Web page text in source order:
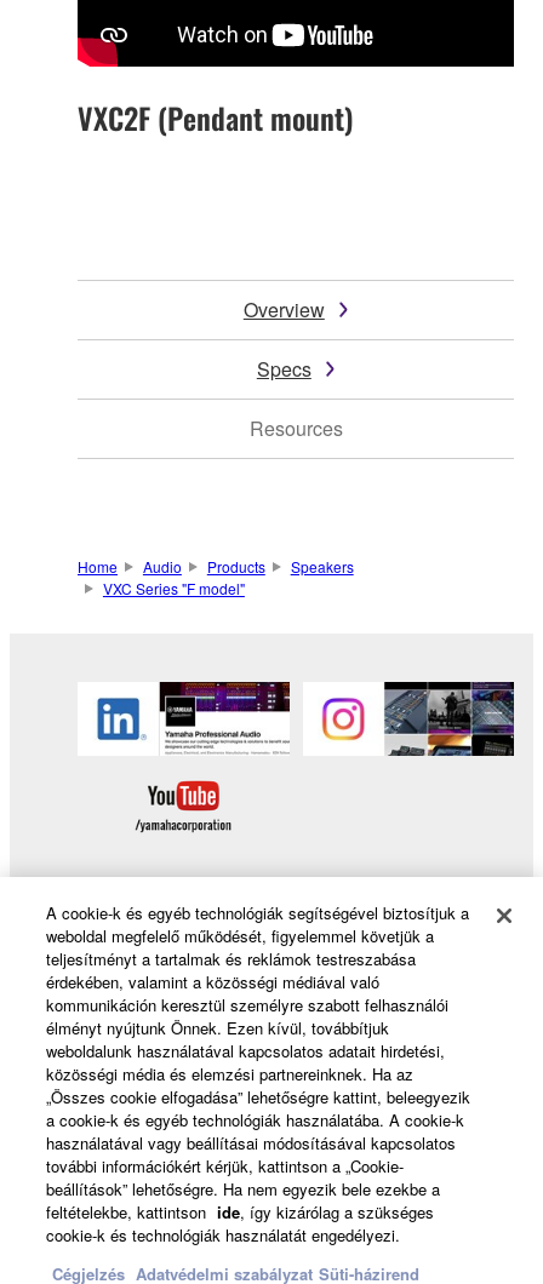
VXC2F (Pendant mount)
Overview
Specs
Resources
Home Audio Products
Speakers
VXC Series "F model"
Products & Solutions
News
About Yamaha
Magyarország - English
Consumer
A cookie-k és egyéb technológiák segítségével biztosítjuk a
weboldal megfelelő működését, figyelemmel követjük a
teljesítményt a tartalmak és reklámok testreszabása
érdekében, valamint a közösségi médiával való
kommunikáción keresztül személyre szabott felhasználói
élményt nyújtunk Önnek. Ezen kívül, továbbítjuk
weboldalunk használatával kapcsolatos adatait hirdetési,
közösségi média és elemzési partnereinknek. Ha az
„Összes cookie elfogadása” lehetőségre kattint, beleegyezik
a cookie-k és egyéb technológiák használatába. A cookie-k
használatával vagy beállításai módosításával kapcsolatos
további információkért kérjük, kattintson a „Cookie-
beállítások” lehetőségre. Ha nem egyezik bele ezekbe a
feltételekbe, kattintson ide, így kizárólag a szükséges
cookie-k és technológiák használatát engedélyezi.
Cégjelzés Adatvédelmi szabályzat Süti-házirend